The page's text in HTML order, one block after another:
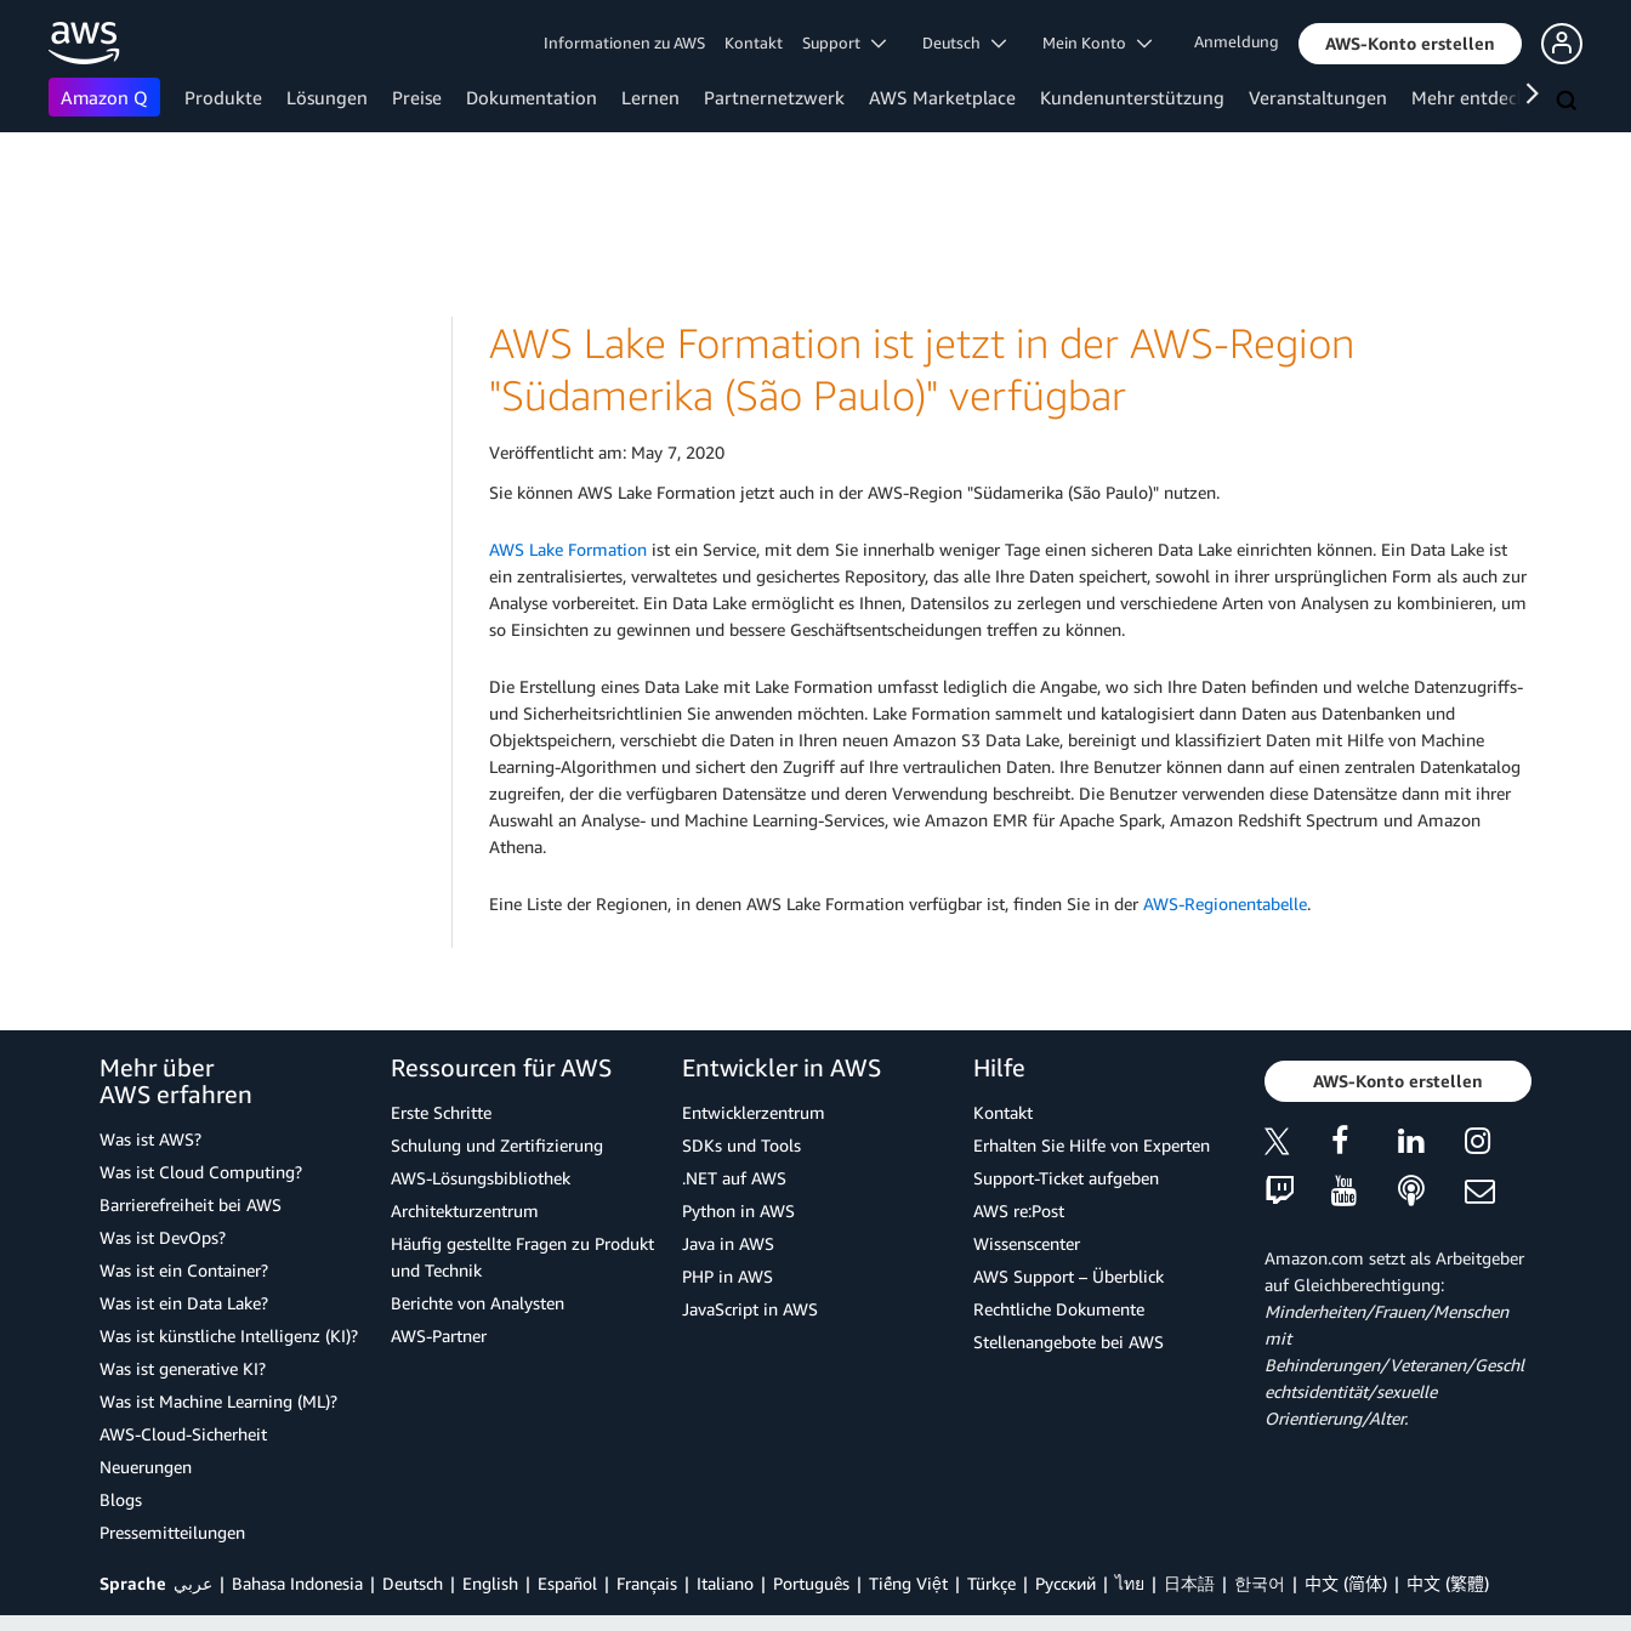
Informationen zu AWS Kontakt Support Deutsch Mein Konto Anmeldung AWS-Konto erstellen
Amazon Q Produkte Lösungen Preise Dokumentation Lernen Partnernetzwerk AWS Marketplace Kundenunterstützung Veranstaltungen Mehr entdecken
AWS Lake Formation ist jetzt in der AWS-Region
"Südamerika (São Paulo)" verfügbar
Veröffentlicht am: May 7, 2020
Sie können AWS Lake Formation jetzt auch in der AWS-Region "Südamerika (São Paulo)" nutzen.
AWS Lake Formation ist ein Service, mit dem Sie innerhalb weniger Tage einen sicheren Data Lake einrichten können. Ein Data Lake ist
ein zentralisiertes, verwaltetes und gesichertes Repository, das alle Ihre Daten speichert, sowohl in ihrer ursprünglichen Form als auch zur
Analyse vorbereitet. Ein Data Lake ermöglicht es Ihnen, Datensilos zu zerlegen und verschiedene Arten von Analysen zu kombinieren, um
so Einsichten zu gewinnen und bessere Geschäftsentscheidungen treffen zu können.
Die Erstellung eines Data Lake mit Lake Formation umfasst lediglich die Angabe, wo sich Ihre Daten befinden und welche Datenzugriffs-
und Sicherheitsrichtlinien Sie anwenden möchten. Lake Formation sammelt und katalogisiert dann Daten aus Datenbanken und
Objektspeichern, verschiebt die Daten in Ihren neuen Amazon S3 Data Lake, bereinigt und klassifiziert Daten mit Hilfe von Machine
Learning-Algorithmen und sichert den Zugriff auf Ihre vertraulichen Daten. Ihre Benutzer können dann auf einen zentralen Datenkatalog
zugreifen, der die verfügbaren Datensätze und deren Verwendung beschreibt. Die Benutzer verwenden diese Datensätze dann mit ihrer
Auswahl an Analyse- und Machine Learning-Services, wie Amazon EMR für Apache Spark, Amazon Redshift Spectrum und Amazon
Athena.
Eine Liste der Regionen, in denen AWS Lake Formation verfügbar ist, finden Sie in der AWS-Regionentabelle.
Mehr über
AWS erfahren
Was ist AWS?
Was ist Cloud Computing?
Barrierefreiheit bei AWS
Was ist DevOps?
Was ist ein Container?
Was ist ein Data Lake?
Was ist künstliche Intelligenz (KI)?
Was ist generative KI?
Was ist Machine Learning (ML)?
AWS-Cloud-Sicherheit
Neuerungen
Blogs
Pressemitteilungen
Ressourcen für AWS
Erste Schritte
Schulung und Zertifizierung
AWS-Lösungsbibliothek
Architekturzentrum
Häufig gestellte Fragen zu Produkt
und Technik
Berichte von Analysten
AWS-Partner
Entwickler in AWS
Entwicklerzentrum
SDKs und Tools
.NET auf AWS
Python in AWS
Java in AWS
PHP in AWS
JavaScript in AWS
Hilfe
Kontakt
Erhalten Sie Hilfe von Experten
Support-Ticket aufgeben
AWS re:Post
Wissenscenter
AWS Support – Überblick
Rechtliche Dokumente
Stellenangebote bei AWS
AWS-Konto erstellen
Amazon.com setzt als Arbeitgeber
auf Gleichberechtigung:
Minderheiten/Frauen/Menschen
mit
Behinderungen/Veteranen/Geschl
echtsidentität/sexuelle
Orientierung/Alter.
Sprache عربي Bahasa Indonesia Deutsch English Español Français Italiano Português Tiếng Việt Türkçe Ρусский ไทย 日本語 한국어 中文 (简体) 中文 (繁體)